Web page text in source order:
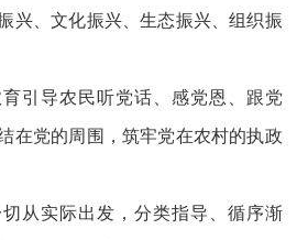
兴、文化振兴、生态振兴、组织振
导农民听党话、感党恩、跟党
在党的周围，筑牢党在农村的执政
实际出发，分类指导、循序渐